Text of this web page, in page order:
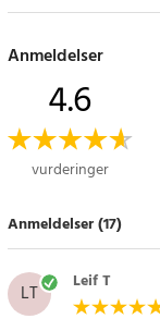
medfølgende
rigtige skrue, når du
reparationer nemmere.
- Materiale: Jern
- Boksens størrelse:
- Antal: 300 skruer
- Størrelser:
Anmeldelser
4.6
vurderinger
Anmeldelser (17)
LT Leif T